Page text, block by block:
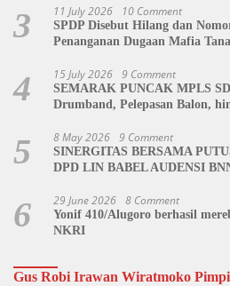
3 11 July 2026 10 Comment
SPDP Disebut Hilang dan
Penanganan Dugaan Mafia
4 15 July 2026 9 Comment
SEMARAK PUNCAK MPLS
Drumband, Pelepasan Balon,
5 8 May 2026 9 Comment
SINERGITAS BERSAMA
DPD LIN BABEL AUDENSI
6 29 June 2026 8 Comment
Yonif 410/Alugoro berhasil
NKRI
Gus Robi Irawan Wiratmoko